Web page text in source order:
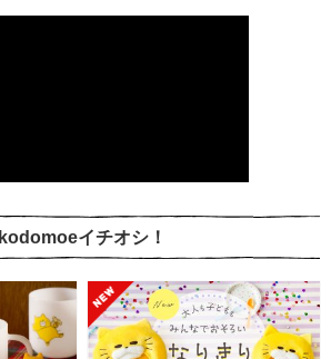
kodomoeイチオシ！